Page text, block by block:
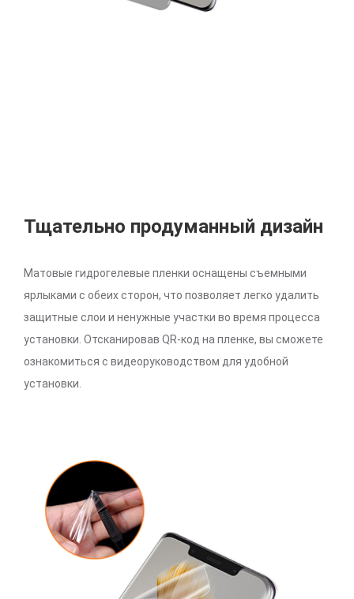
Тщательно продуманный дизайн
Матовые гидрогелевые пленки оснащены съемными
ярлыками с обеих сторон, что позволяет легко удалить
защитные слои и ненужные участки во время процесса
установки. Отсканировав QR-код на пленке, вы сможете
ознакомиться с видеоруководством для удобной
установки.